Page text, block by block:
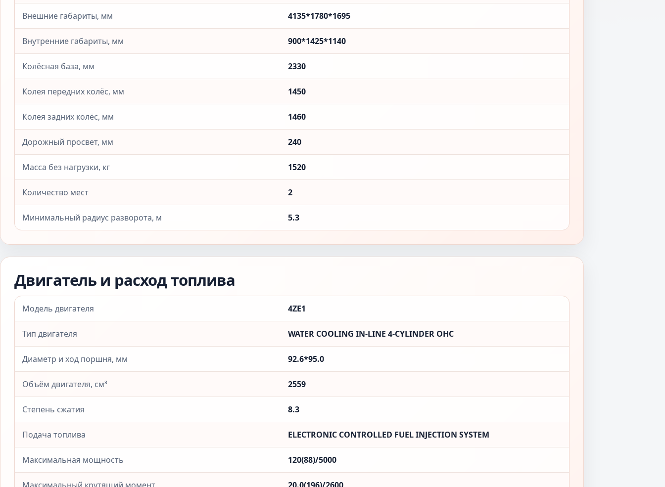
Внешние габариты, мм 4135*1780*1695
Внутренние габариты, мм 900*1425*1140
Колёсная база, мм 2330
Колея передних колёс, мм 1450
Колея задних колёс, мм 1460
Дорожный просвет, мм 240
Масса без нагрузки, кг 1520
Количество мест 2
Минимальный радиус разворота, м 5.3
Двигатель и расход топлива
Модель двигателя 4ZE1
Тип двигателя WATER COOLING IN-LINE 4-CYLINDER OHC
Диаметр и ход поршня, мм 92.6*95.0
Объём двигателя, см³ 2559
Степень сжатия 8.3
Подача топлива ELECTRONIC CONTROLLED FUEL INJECTION SYSTEM
Максимальная мощность 120(88)/5000